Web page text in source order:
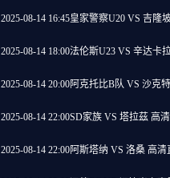
2025-08-14 16:45皇家警察U20 VS 吉隆
2025-08-14 18:00法伦斯U23 VS 辛达卡
2025-08-14 20:00阿克托比B队 VS 沙克
2025-08-14 22:00SD家族 VS 塔拉茲 高
2025-08-14 22:00阿斯塔纳 VS 洛桑 高清